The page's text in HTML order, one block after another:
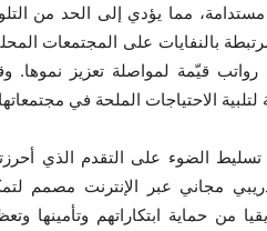
مما يؤدي إلى الحد من
بالنفايات على المجتمعات
الأخرى من مجموعة 2023 على رواتب قيّمة
الاحتياجات الملحة في
مجاني عبر الإنترنت مصمم
من حماية ابتكاراتهم وتأمينها